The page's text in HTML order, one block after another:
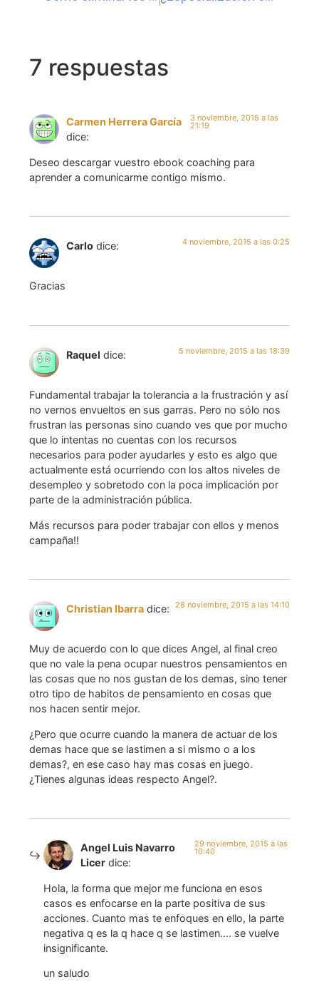
7 respuestas
Carmen Herrera García
dice:
3 noviembre, 2015 a las
21:19
Deseo descargar vuestro ebook coaching para
aprender a comunicarme contigo mismo.
Carlo dice: 4 noviembre, 2015 a las 0:25
Gracias
Raquel dice: 5 noviembre, 2015 a las 18:39
Fundamental trabajar la tolerancia a la frustración y así
no vernos envueltos en sus garras. Pero no sólo nos
frustran las personas sino cuando ves que por mucho
que lo intentas no cuentas con los recursos
necesarios para poder ayudarles y esto es algo que
actualmente está ocurriendo con los altos niveles de
desempleo y sobretodo con la poca implicación por
parte de la administración pública.
Más recursos para poder trabajar con ellos y menos
campaña!!
Christian Ibarra dice: 28 noviembre, 2015 a las 14:10
Muy de acuerdo con lo que dices Angel, al final creo
que no vale la pena ocupar nuestros pensamientos en
las cosas que no nos gustan de los demas, sino tener
otro tipo de habitos de pensamiento en cosas que
nos hacen sentir mejor.
¿Pero que ocurre cuando la manera de actuar de los
demas hace que se lastimen a si mismo o a los
demas?, en ese caso hay mas cosas en juego.
¿Tienes algunas ideas respecto Angel?.
Angel Luis Navarro
Licer dice:
29 noviembre, 2015 a las
10:40
Hola, la forma que mejor me funciona en esos
casos es enfocarse en la parte positiva de sus
acciones. Cuanto mas te enfoques en ello, la parte
negativa q es la q hace q se lastimen…. se vuelve
insignificante.
un saludo